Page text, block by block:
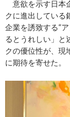
意欲を示す日本
クに進出している
企業を誘致する“
るとうれしい」と
クの優位性が、現
に期待を寄せた。